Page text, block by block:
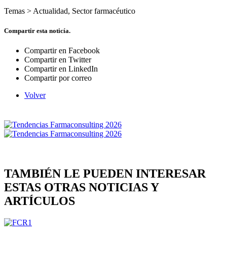
Temas > Actualidad, Sector farmacéutico
Compartir esta noticía.
Compartir en Facebook
Compartir en Twitter
Compartir en LinkedIn
Compartir por correo
Volver
TAMBIÉN LE PUEDEN INTERESAR
ESTAS OTRAS NOTICIAS Y
ARTÍCULOS